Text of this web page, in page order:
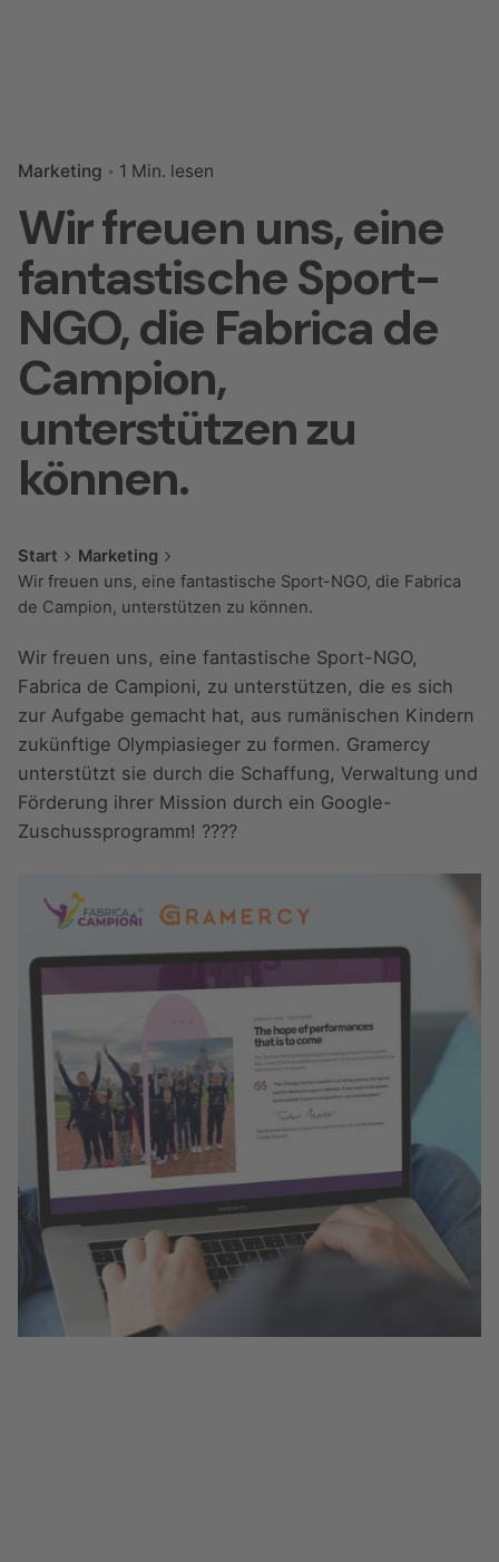
Marketing 1 Min. lesen
Wir freuen uns, eine
fantastische Sport-
NGO, die Fabrica de
Campion,
unterstützen zu
können.
Start
Marketing
Wir freuen uns, eine fantastische Sport-NGO, die Fabrica
de Campion, unterstützen zu können.
Wir freuen uns, eine fantastische Sport-NGO,
Fabrica de Campioni, zu unterstützen, die es sich
zur Aufgabe gemacht hat, aus rumänischen Kindern
zukünftige Olympiasieger zu formen. Gramercy
unterstützt sie durch die Schaffung, Verwaltung und
Förderung ihrer Mission durch ein Google-
Zuschussprogramm! ????